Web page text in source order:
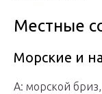
Местные
Морские и
A: морской